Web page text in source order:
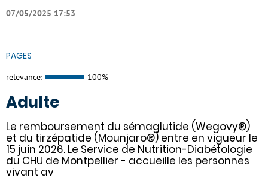
07/05/2025 17:53
PAGES
relevance: 100%
Adulte
Le remboursement du sémaglutide (Wegovy®)
et du tirzépatide (Mounjaro®) entre en vigueur le
15 juin 2026. Le Service de Nutrition-Diabétologie
du CHU de Montpellier - accueille les personnes
vivant av